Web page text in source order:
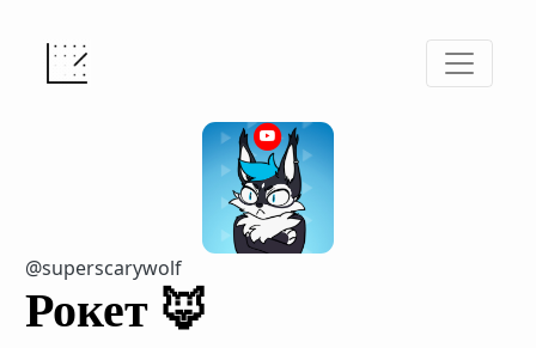
@superscarywolf
Рокет 🦊